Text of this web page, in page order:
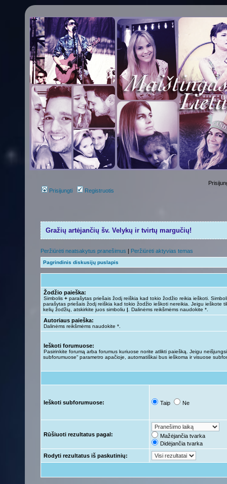
Prisijungti Registruotis
Gražių artėjančių šv. Velykų ir tvirtų margučių!
Peržiūrėti neatsakytus pranešimus | Peržiūrėti aktyvias temas
Pagrindinis diskusijų puslapis
Žodžio paieška:
Simbolis + parašytas priešais žodį reiškia kad tokio žodžio reikia ieškoti.
parašytas priešais žodį reiškia kad tokio žodžio ieškoti nereikia. Jeigu ieškote
kelių žodžių, atskirkite juos simboliu | . Dalinėms reikšmėms naudokite *.
Autoriaus paieška:
Dalinėms reikšmėms naudokite *.
Ieškoti forumuose:
Pasirinkite forumą arba forumus kuriuose norite atlikti paiešką. Jeigu
subforumuose“ parametro apačioje, automatiškai bus ieškoma ir visuose
Ieškoti subforumuose: Taip Ne
Rūšiuoti rezultatus pagal:
Mažėjančia tvarka
Didėjančia tvarka
Rodyti rezultatus iš paskutinių: